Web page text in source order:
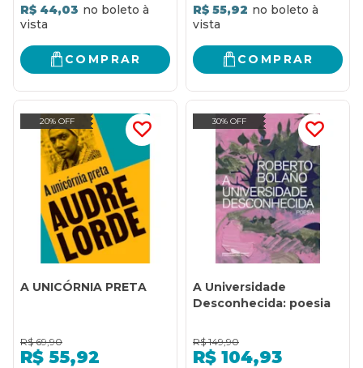
R$ 44,03
COMPRAR
R$ 55,92
COMPRAR
20% OFF
A UNICÓRNIA PRETA
R$ 69,90
R$ 55,92
30% OFF
A Universidade
Desconhecida: poesia
R$ 149,90
R$ 104,93